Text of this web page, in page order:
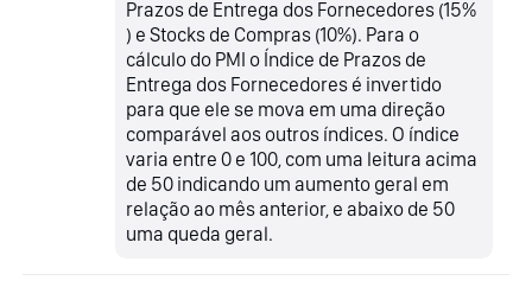
Prazos de Entrega dos Fornecedores (15%
) e Stocks de Compras (10%). Para o
cálculo do PMI o Índice de Prazos de
Entrega dos Fornecedores é invertido
para que ele se mova em uma direção
comparável aos outros índices. O índice
varia entre 0 e 100, com uma leitura acima
de 50 indicando um aumento geral em
relação ao mês anterior, e abaixo de 50
uma queda geral.